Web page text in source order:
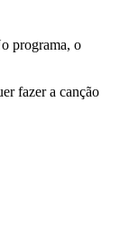
programa, o
fazer a canção